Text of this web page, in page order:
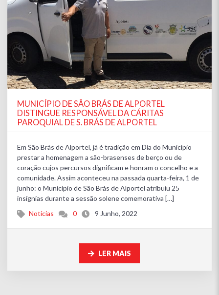
MUNICÍPIO DE SÃO BRÁS DE ALPORTEL
DISTINGUE RESPONSÁVEL DA CÁRITAS
PAROQUIAL DE S. BRÁS DE ALPORTEL
Em São Brás de Alportel, já é tradição em Dia do Município
prestar a homenagem a são-brasenses de berço ou de
coração cujos percursos dignificam e honram o concelho e a
comunidade. Assim aconteceu na passada quarta-feira, 1 de
junho: o Município de São Brás de Alportel atribuiu 25
insígnias durante a sessão solene comemorativa […]
Notícias
0 9 Junho, 2022
LER MAIS